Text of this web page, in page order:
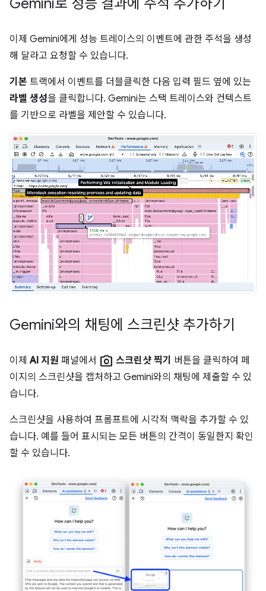
Gemini로 성능 결과에 주석 추가하기
이제 Gemini에게 성능 트레이스의 이벤트에 관한 주석을 생성
해 달라고 요청할 수 있습니다.
기본 트랙에서 이벤트를 더블클릭한 다음 입력 필드 옆에 있는
라벨 생성을 클릭합니다. Gemini는 스택 트레이스와 컨텍스트
를 기반으로 라벨을 제안할 수 있습니다.
Gemini와의 채팅에 스크린샷 추가하기
이제AI 지원 패널에서 photo_camera 스크린샷 찍기 버튼을 클릭하여 페
이지의 스크린샷을 캡처하고 Gemini와의 채팅에 제출할 수 있
습니다.
스크린샷을 사용하여 프롬프트에 시각적 맥락을 추가할 수 있
습니다. 예를 들어 표시되는 모든 버튼의 간격이 동일한지 확인
할 수 있습니다.